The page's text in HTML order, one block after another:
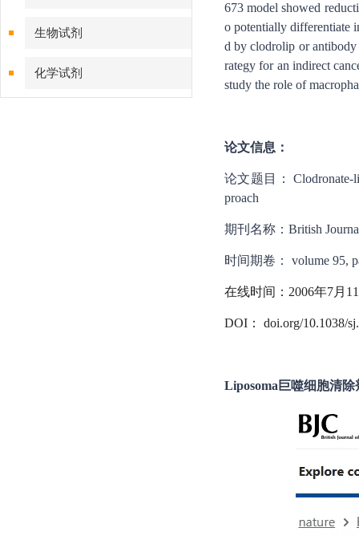
生物试剂
化学试剂
673 model showed
o potentially differentiate
d by clodrolip or antibody
rategy for an indirect
study the role of
论文信息：
论文题目： Clodronate-
proach
期刊名称：British
时间期卷： volume 95,
在线时间：2006年7月
DOI： doi.org/10.1038/
Liposoma巨噬细胞清